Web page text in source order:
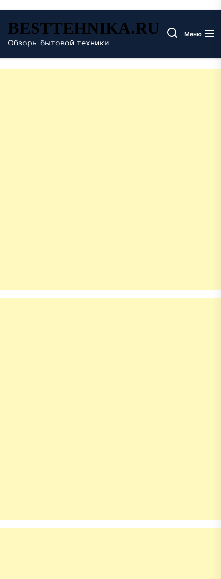
содержимому
BESTTEHNIKA.RU
Обзоры бытовой техники
Меню